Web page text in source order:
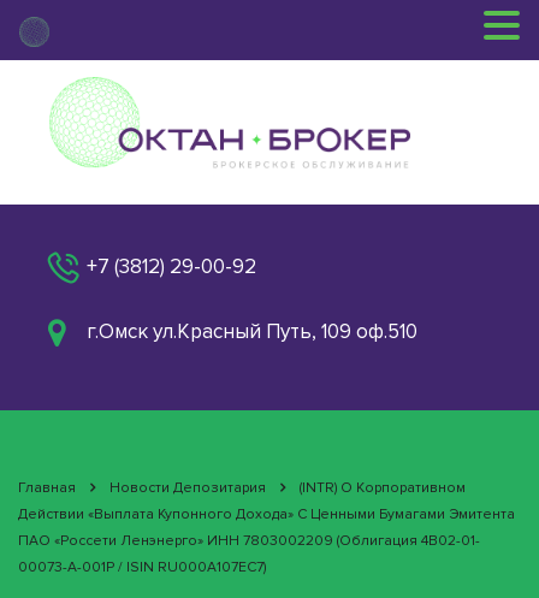
+7 (3812) 29-00-92
г.Омск ул.Красный Путь, 109 оф.510
Главная Новости Депозитария
(INTR) О Корпоративном
Действии «Выплата Купонного Дохода» С Ценными Бумагами Эмитента
ПАО «Россети Ленэнерго» ИНН 7803002209 (облигация 4B02-01-
00073-A-001P / ISIN RU000A107EC7)